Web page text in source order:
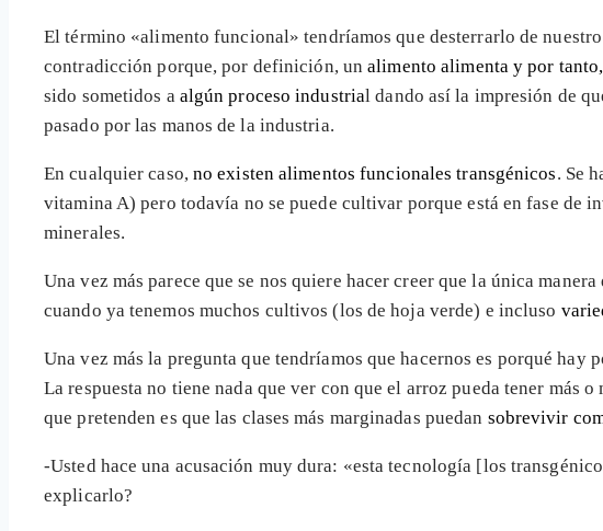
El término «alimento funcional» tendríamos que desterrarlo de
contradicción porque, por definición, unalimento alimenta y por
sido sometidos a algún proceso industrial dando así la impresión de
pasado por las manos de la industria.
En cualquier caso, no existen alimentos funcionales transgénicos. Se
vitamina A) pero todavía no se puede cultivar porque está en fase de
minerales.
Una vez más parece que se nos quiere hacer creer que la única
cuando ya tenemos muchos cultivos (los de hoja verde) e incluso
Una vez más la pregunta que tendríamos que hacernos es porqué hay
La respuesta no tiene nada que ver con que el arroz pueda tener más
que pretenden es que las clases más marginadas puedan sobrevivir
-Usted hace una acusación muy dura: «esta tecnología [los
explicarlo?